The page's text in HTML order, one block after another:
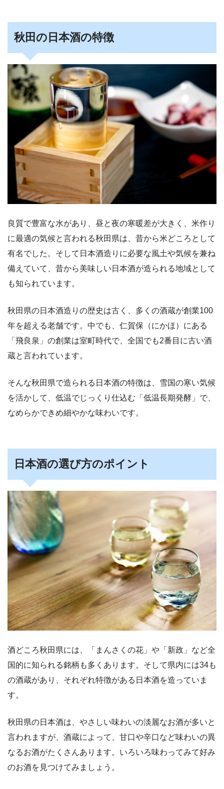
秋田の日本酒の特徴
良質で豊富な水があり、昼と夜の寒暖差が大きく、米作り
に最適の気候と言われる秋田県は、昔から米どころとして
有名でした。そして日本酒造りに必要な風土や気候を兼ね
備えていて、昔から美味しい日本酒が造られる地域として
も知られています。
秋田県の日本酒造りの歴史は古く、多くの酒蔵が創業100
年を超える老舗です。中でも、仁賀保（にかほ）にある
「飛良泉」の創業は室町時代で、全国でも2番目に古い酒
蔵と言われています。
そんな秋田県で造られる日本酒の特徴は、雪国の寒い気候
を活かして、低温でじっくり仕込む「低温長期発酵」で、
なめらかできめ細やかな味わいです。
日本酒の選び方のポイント
酒どころ秋田県には、「まんさくの花」や「新政」など全
国的に知られる銘柄も多くあります。そして県内には34も
の酒蔵があり、それぞれ特徴がある日本酒を造っていま
す。
秋田県の日本酒は、やさしい味わいの淡麗なお酒が多いと
言われますが、酒蔵によって、甘口や辛口など味わいの異
なるお酒がたくさんあります。いろいろ味わってみて好み
のお酒を見つけてみましょう。